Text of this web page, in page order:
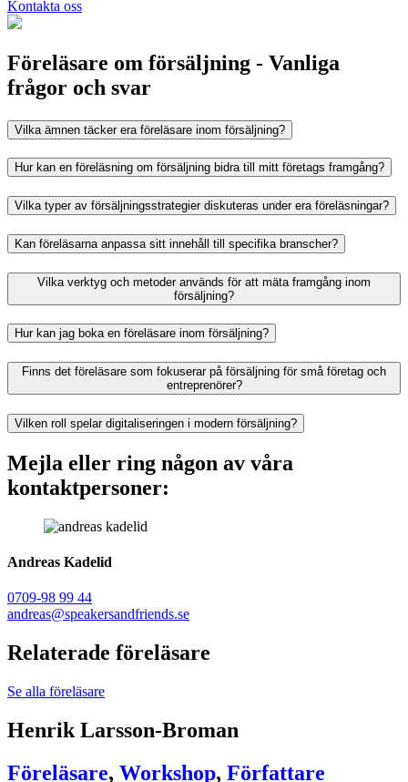
Kontakta oss
Föreläsare om försäljning - Vanliga
frågor och svar
Vilka ämnen täcker era föreläsare inom försäljning?
Hur kan en föreläsning om försäljning bidra till mitt företags framgång?
Vilka typer av försäljningsstrategier diskuteras under era föreläsningar?
Kan föreläsarna anpassa sitt innehåll till specifika branscher?
Vilka verktyg och metoder används för att mäta framgång inom
försäljning?
Hur kan jag boka en föreläsare inom försäljning?
Finns det föreläsare som fokuserar på försäljning för små företag och
entreprenörer?
Vilken roll spelar digitaliseringen i modern försäljning?
Mejla eller ring någon av våra
kontaktpersoner:
Andreas Kadelid ​
0709-98 99 44
andreas@speakersandfriends.se​
Relaterade föreläsare
Se alla föreläsare
Henrik Larsson-Broman
Föreläsare, Workshop, Författare